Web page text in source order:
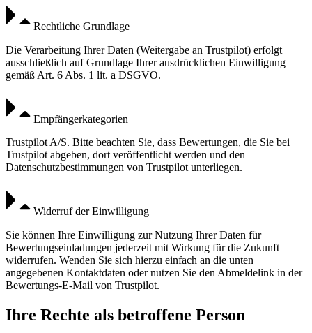
Rechtliche Grundlage
Die Verarbeitung Ihrer Daten (Weitergabe an Trustpilot) erfolgt
ausschließlich auf Grundlage Ihrer ausdrücklichen Einwilligung
gemäß Art. 6 Abs. 1 lit. a DSGVO.
Empfängerkategorien
Trustpilot A/S. Bitte beachten Sie, dass Bewertungen, die Sie bei
Trustpilot abgeben, dort veröffentlicht werden und den
Datenschutzbestimmungen von Trustpilot unterliegen.
Widerruf der Einwilligung
Sie können Ihre Einwilligung zur Nutzung Ihrer Daten für
Bewertungseinladungen jederzeit mit Wirkung für die Zukunft
widerrufen. Wenden Sie sich hierzu einfach an die unten
angegebenen Kontaktdaten oder nutzen Sie den Abmeldelink in der
Bewertungs-E-Mail von Trustpilot.
Ihre Rechte als betroffene Person